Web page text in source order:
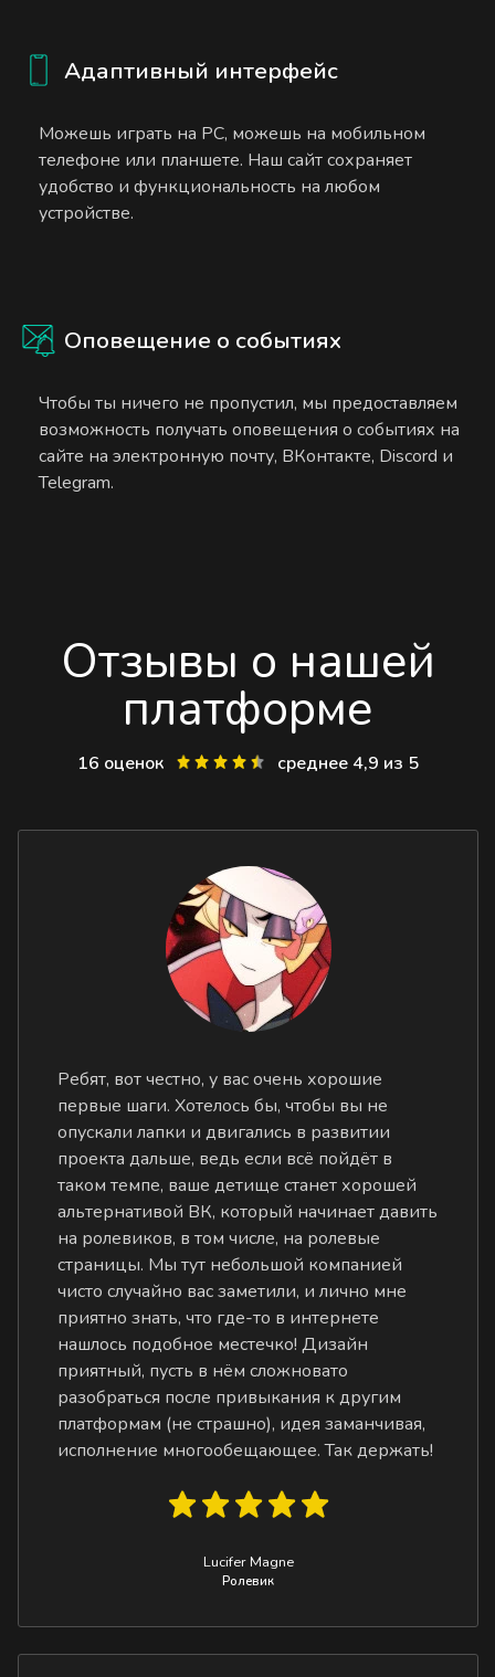
Адаптивный интерфейс
Можешь играть на PC, можешь на мобильном
телефоне или планшете. Наш сайт сохраняет
удобство и функциональность на любом
устройстве.
Оповещение о событиях
Чтобы ты ничего не пропустил, мы предоставляем
возможность получать оповещения о событиях на
сайте на электронную почту, ВКонтакте, Discord и
Telegram.
Отзывы о нашей
платформе
16 оценок среднее 4,9 из 5
Ребят, вот честно, у вас очень хорошие
первые шаги. Хотелось бы, чтобы вы не
опускали лапки и двигались в развитии
проекта дальше, ведь если всё пойдёт в
таком темпе, ваше детище станет хорошей
альтернативой ВК, который начинает давить
на ролевиков, в том числе, на ролевые
страницы. Мы тут небольшой компанией
чисто случайно вас заметили, и лично мне
приятно знать, что где-то в интернете
нашлось подобное местечко! Дизайн
приятный, пусть в нём сложновато
разобраться после привыкания к другим
платформам (не страшно), идея заманчивая,
исполнение многообещающее. Так держать!
Lucifer Magne
Ролевик